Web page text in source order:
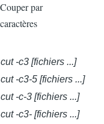
Couper par
caractères
cut -c3 [fichiers ...]
cut -c3-5 [fichiers ...]
cut -c-3 [fichiers ...]
cut -c3- [fichiers ...]